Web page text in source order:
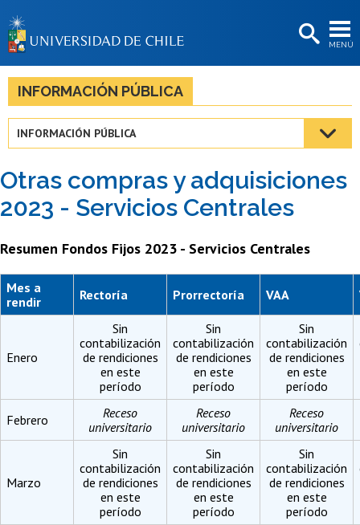
MENÚ
BIBLIOTECAS
LA UNIVERSIDAD
Estudiantes
Académicas/os
Funcionarias/os
Egresadas/os
INFORMACIÓN PÚBLICA
INFORMACIÓN PÚBLICA
Otras compras y adquisiciones
2023 - Servicios Centrales
Resumen Fondos Fijos 2023 - Servicios Centrales
Mes a
rendir
Rectoría Prorrectoría VAA
Enero
Sin
contabilización
de rendiciones
en este
período
Sin
contabilización
de rendiciones
en este
período
Sin
contabilización
de rendiciones
en este
período
Febrero
Receso
universitario
Receso
universitario
Receso
universitario
Marzo
Sin
contabilización
de rendiciones
en este
período
Sin
contabilización
de rendiciones
en este
período
Sin
contabilización
de rendiciones
en este
período